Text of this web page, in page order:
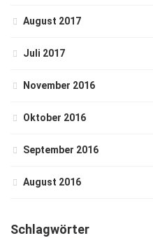
August 2017
Juli 2017
November 2016
Oktober 2016
September 2016
August 2016
Schlagwörter